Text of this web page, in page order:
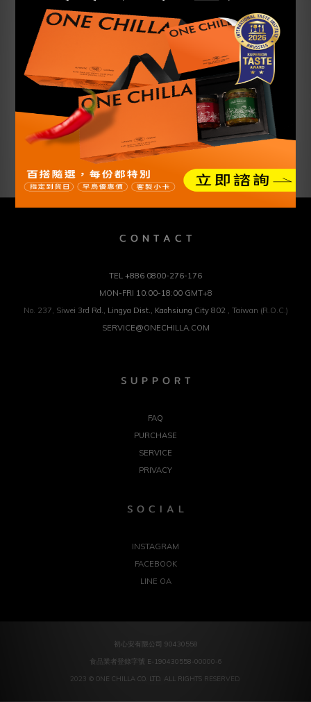
Add to Wishlist
Description
Shipping &
Payment
Customer
Reviews
Description
C O N T A C T
TEL +886 0800-276-176
MON-FRI 10:00-18:00 GMT+8
No. 237, Siwei 3rd Rd., Lingya Dist., Kaohsiung City 802 , Taiwan (R.O.C.)
SERVICE@ONECHILLA.COM
S U P P O R T
FAQ
PURCHASE
SERVICE
PRIVACY
S O C I A L
INSTAGRAM
FACEBOOK
LINE OA
初心安有限公司 90430558
食品業者登錄字號 E-190430558-00000-6
2023 © ONE CHILLA CO. LTD. ALL RIGHTS RESERVED.